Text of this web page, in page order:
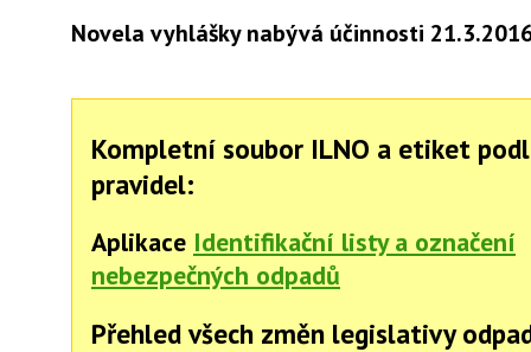
Novela vyhlášky nabývá účinnosti
Kompletní soubor ILNO a etiket
pravidel:
Aplikace Identifikační listy a označení
nebezpečných odpadů
Přehled všech změn legislativy